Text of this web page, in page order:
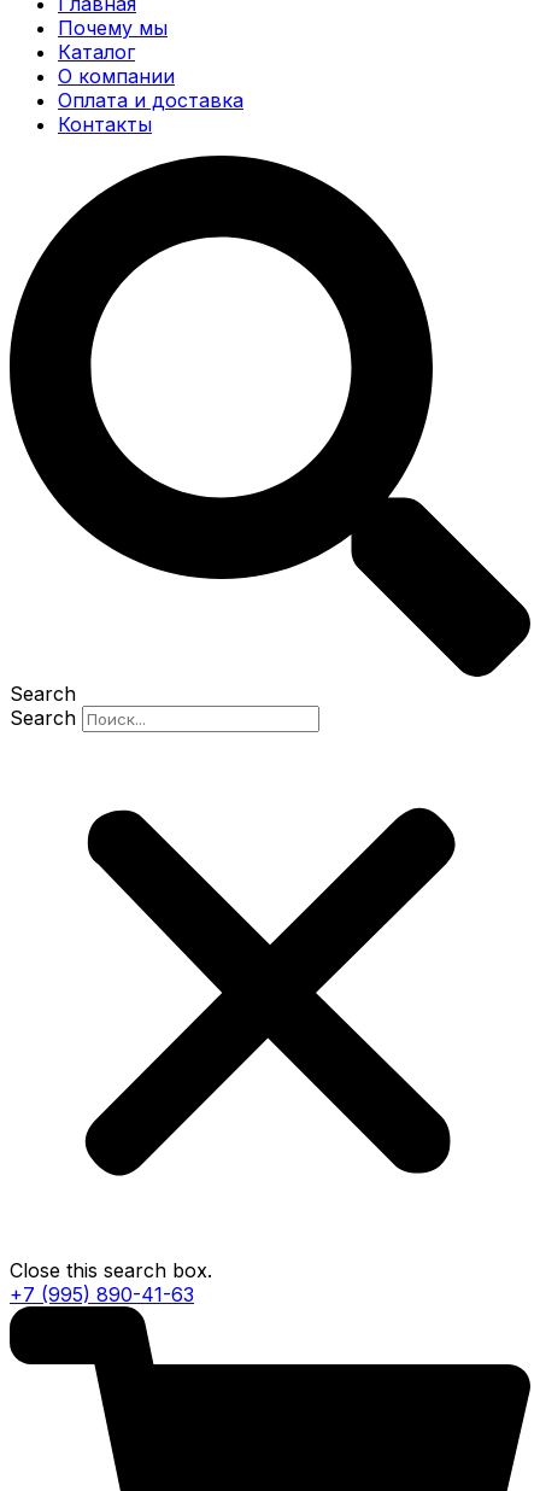
Почему мы
Каталог
О компании
Оплата и доставка
Контакты
Search
Search
Close this search box.
+7 (995) 890-41-63